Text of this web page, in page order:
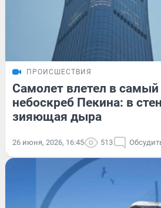
ПРОИСШЕСТВИЯ
Самолет влетел в
небоскреб Пекина: в
зияющая дыра
26 июня, 2026, 16:45 513